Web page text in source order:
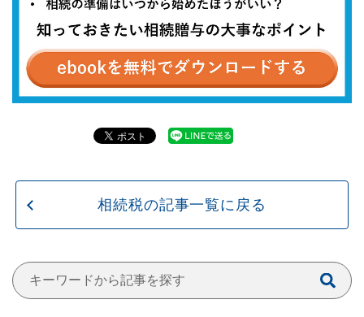
相続税の記事一覧に戻る